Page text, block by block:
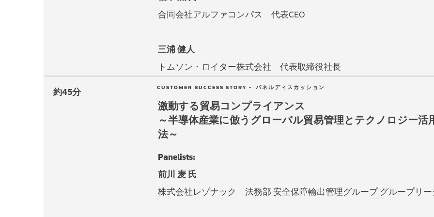
合同会社アルファコンパス 代表CEO
三浦 健人
トムソン・ロイター株式会社 代表取締役社長
約45分 CUSTOMER SUCCESS STORY - パネルディスカッション
激動する貿易コンプライアンス
～半導体産業に倣うグローバル貿易管理とテクノロジー活
法～
Panelists:
前川 麦 氏
株式会社レゾナック 法務部 安全保障輸出管理グループ グループリー